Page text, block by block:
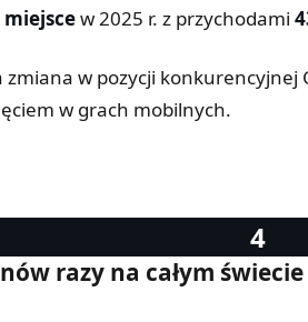
miejscew 2025 r. z przychodami
zmiana w pozycji
w grach mobilnych.
razy na całym świecie